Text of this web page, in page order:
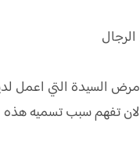
السيدة التي اعمل
تفهم سبب تسميه